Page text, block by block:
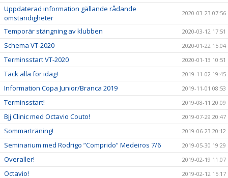
Uppdaterad information gällande rådande
omständigheter
2020-03-23 07:56
Temporär stängning av klubben 2020-03-12 17:51
Schema VT-2020 2020-01-22 15:04
Terminsstart VT-2020 2020-01-13 10:51
Tack alla för idag! 2019-11-02 19:45
Information Copa Junior/Branca 2019 2019-11-01 08:53
Terminsstart! 2019-08-11 20:09
Bjj Clinic med Octavio Couto! 2019-07-29 20:47
Sommarträning! 2019-06-23 20:12
Seminarium med Rodrigo ”Comprido” Medeiros 7/6 2019-05-30 19:29
Overaller! 2019-02-19 11:07
Octavio! 2019-02-12 15:17